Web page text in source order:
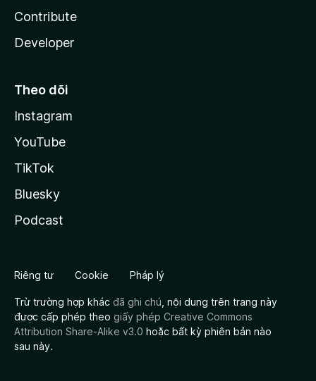
Contribute
Developer
Theo dõi
Instagram
YouTube
TikTok
Bluesky
Podcast
Riêng tư Cookie Pháp lý
Trừ trường hợp khác đã ghi chú , nội dung trên trang này
được cấp phép theo giấy phép Creative Commons
Attribution Share-Alike v3.0 hoặc bất kỳ phiên bản nào
sau này.